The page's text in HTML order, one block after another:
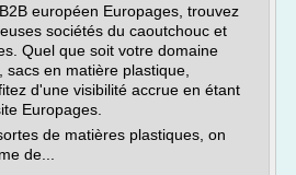
européen Europages, trouvez
sociétés du caoutchouc et
Quel que soit votre domaine
en matière plastique,
d'une visibilité accrue en étant
Europages.
de matières plastiques, on
de...